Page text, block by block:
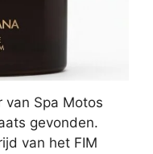
van Spa Motos
gevonden.
van het FIM